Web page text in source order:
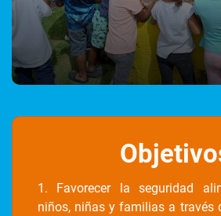
1. Favorecer la seguridad
niños, niñas y familias a través